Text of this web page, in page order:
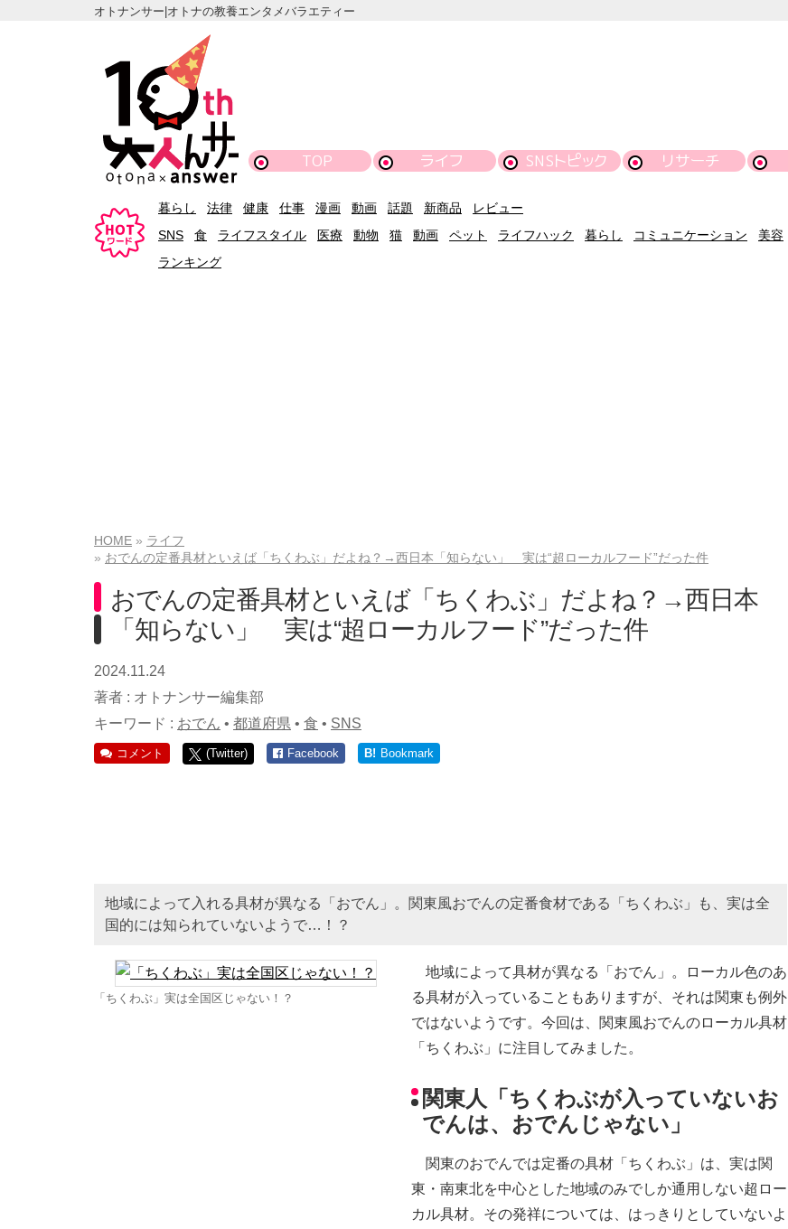
オトナンサー|オトナの教養エンタメバラエティー
TOP ライフ SNSトピック リサーチ
暮らし 法律 健康 仕事 漫画 動画 話題 新商品
レビュー
SNS
食 ライフスタイル 医療 動物 猫 動画 ペット ライフハック 暮らし コミュニケーション 美容
ランキング
HOME
ライフ
おでんの定番具材といえば「ちくわぶ」だよね？→西日本「知らない」 実は“超ローカルフード”だった件
おでんの定番具材といえば「ちくわぶ」だよね？→西日本
「知らない」 実は“超ローカルフード”だった件
2024.11.24
著者 : オトナンサー編集部
キーワード : おでん • 都道府県 • 食 • SNS
コメント (Twitter) Facebook B! Bookmark
地域によって入れる具材が異なる「おでん」。関東風おでんの定番食材である「ちくわぶ」も、実は全
国的には知られていないようで…！？
「ちくわぶ」実は全国区じゃない！？
地域によって具材が異なる「おでん」。ローカル色のあ
る具材が入っていることもありますが、それは関東も例外
ではないようです。今回は、関東風おでんのローカル具材
「ちくわぶ」に注目してみました。
関東人「ちくわぶが入っていないお
でんは、おでんじゃない」
関東のおでんでは定番の具材「ちくわぶ」は、実は関
東・南東北を中心とした地域のみでしか通用しない超ロー
カル具材。その発祥については、はっきりとしていないよ